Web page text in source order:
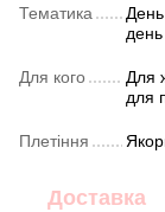
Тематика
Для кого
Для
для
Плетіння
Доставка